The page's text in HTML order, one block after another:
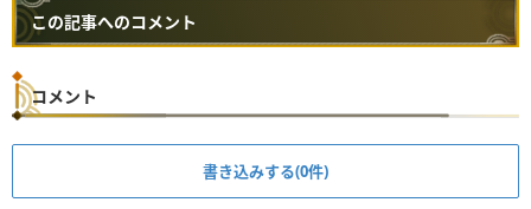
この記事へのコメント
コメント
書き込みする(0件)